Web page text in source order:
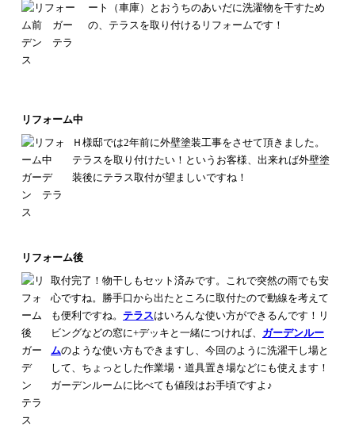
ート（車庫）とおうちのあいだに洗濯物を干すため
の、 テラスを取り付けるリフォームです！
リフォーム中
Ｈ様邸では2年前に外壁塗装工事をさせて頂きました。
テラスを取り付けたい！というお客様、 出来れば外壁塗
装後にテラス取付が望ましいですね！
リフォーム後
取付完了！ 物干しもセット済みです。 これで突然の雨でも安
心ですね。 勝手口から出たところに取付たので動線を考えて
も便利ですね。 テラスはいろんな使い方ができるんです！ リ
ビングなどの窓に+デッキと一緒につければ、 ガーデンルー
ムのような使い方もできますし、 今回のように洗濯干し場と
して、ちょっとした作業場・道具置き場などにも使えます！
ガーデンルームに比べても値段はお手頃ですよ♪